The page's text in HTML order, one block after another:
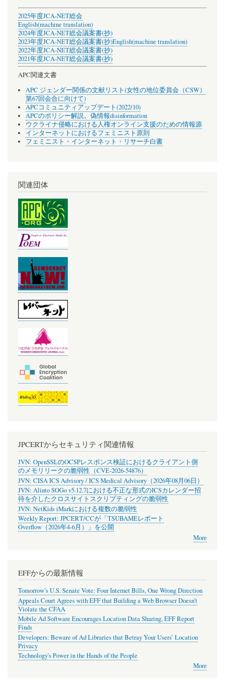
2025年度JCA-NET総会
English(machine translation)
2024年度JCA-NET総会議案書(抄)
2023年度JCA-NET総会議案書(抄)English(machine translation)
2022年度JCA-NET総会議案書(抄)
2021年度JCA-NET総会議案書(抄)
APC関連文書
APC ジェンダー関係の文献リスト(女性の地位委員会（CSW）
第67回会合に向けて)
APCコミュニティアップデート(2022/10)
APCのポリシー解説。偽情報disinformation
ウクライナ侵略における人権オンライン支援のための情報源
インターネットにおけるフェミニスト原則
フェミニスト・インターネット・リサーチ白書
関連団体
JPCERTからセキュリティ関連情報
JVN: OpenSSLのOCSPレスポンス検証におけるクライアント側
のメモリリークの脆弱性（CVE-2026-54876）
JVN: CISA ICS Advisory / ICS Medical Advisory（2026年08月06日）
JVN: Alinto SOGo v5.12.7における不正な形式のICSカレンダー招
待を介したクロスサイトスクリプティングの脆弱性
JVN: NetKids iMarkにおける複数の脆弱性
Weekly Report: JPCERT/CCが「TSUBAMEレポート
Overflow（2026年4-6月）」を公開
More
EFFからの最新情報
Tomorrow’s U.S. Senate Vote: Four Internet Bills, One Wrong Direction
Appeals Court Agrees with EFF that Building a Web Browser Doesn’t
Violate the CFAA
Mobile Ad Software Encourages Location Data Sharing, EFF Report
Finds
Developers: Beware of Ad Libraries that Betray Your Users’ Location
Privacy
Technology's Power in the Hands of the People
More